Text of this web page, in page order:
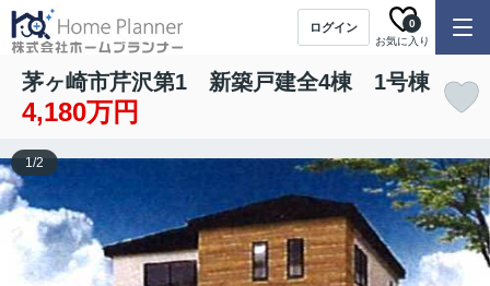
ログイン
お気に入り
0
茅ヶ崎市芹沢第1 新築戸建全4棟 1号棟
4,180万円
1/2